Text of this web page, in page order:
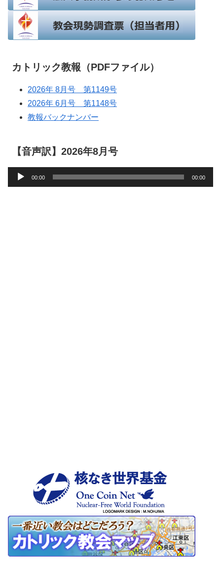
カトリック教報（PDFファイル）
2026年 8月号 第1149号
2026年 6月号 第1148号
教報バックナンバー
【音声訳】2026年8月号
声
00:00 00:00